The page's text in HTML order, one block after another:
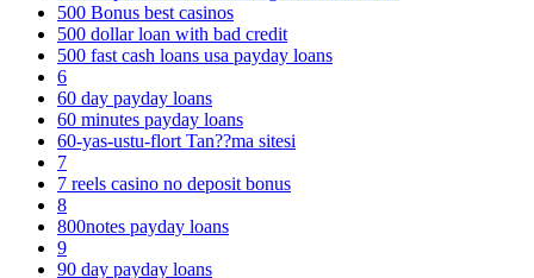
500 Bonus best casinos
500 dollar loan with bad credit
500 fast cash loans usa payday loans
6
60 day payday loans
60 minutes payday loans
60-yas-ustu-flort Tan??ma sitesi
7
7 reels casino no deposit bonus
8
800notes payday loans
9
90 day payday loans